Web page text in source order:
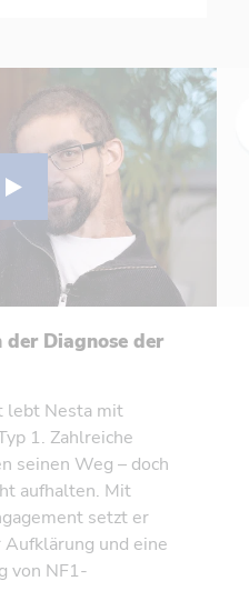
der Diagnose der
lebt Nesta mit
1. Zahlreiche
seinen Weg – doch
aufhalten. Mit
setzt er
und eine
von NF1-